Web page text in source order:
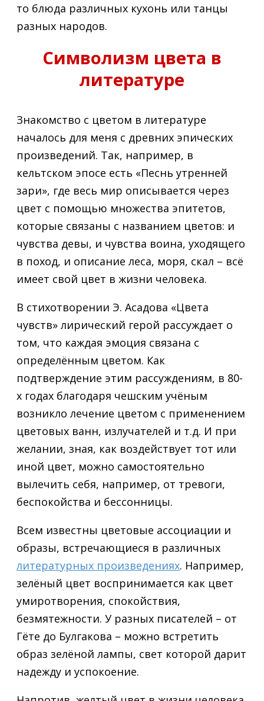
то блюда различных кухонь или танцы
разных народов.
Символизм цвета в
литературе
Знакомство с цветом в литературе
началось для меня с древних эпических
произведений. Так, например, в
кельтском эпосе есть «Песнь утренней
зари», где весь мир описывается через
цвет с помощью множества эпитетов,
которые связаны с названием цветов: и
чувства девы, и чувства воина, уходящего
в поход, и описание леса, моря, скал – всё
имеет свой цвет в жизни человека.
В стихотворении Э. Асадова «Цвета
чувств» лирический герой рассуждает о
том, что каждая эмоция связана с
определённым цветом. Как
подтверждение этим рассуждениям, в 80-
х годах благодаря чешским учёным
возникло лечение цветом с применением
цветовых ванн, излучателей и т.д. И при
желании, зная, как воздействует тот или
иной цвет, можно самостоятельно
вылечить себя, например, от тревоги,
беспокойства и бессонницы.
Всем известны цветовые ассоциации и
образы, встречающиеся в различных
литературных произведениях. Например,
зелёный цвет воспринимается как цвет
умиротворения, спокойствия,
безмятежности. У разных писателей – от
Гёте до Булгакова – можно встретить
образ зелёной лампы, свет которой дарит
надежду и успокоение.